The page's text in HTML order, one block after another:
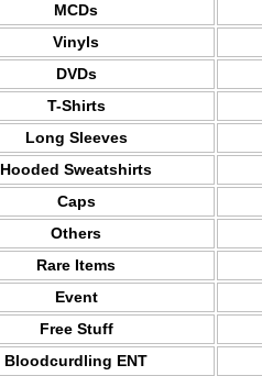
MCDs
Vinyls
DVDs
T-Shirts
Long Sleeves
Hooded Sweatshirts
Caps
Others
Rare Items
Event
Free Stuff
Bloodcurdling ENT